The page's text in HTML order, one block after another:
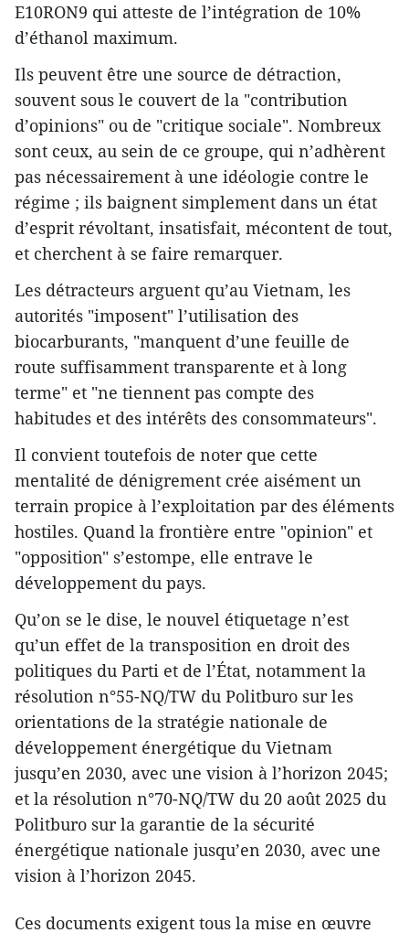
E10RON9 qui atteste de l’intégration de 10%
d’éthanol maximum.
Ils peuvent être une source de détraction,
souvent sous le couvert de la "contribution
d’opinions" ou de "critique sociale". Nombreux
sont ceux, au sein de ce groupe, qui n’adhèrent
pas nécessairement à une idéologie contre le
régime ; ils baignent simplement dans un état
d’esprit révoltant, insatisfait, mécontent de tout,
et cherchent à se faire remarquer.
Les détracteurs arguent qu’au Vietnam, les
autorités "imposent" l’utilisation des
biocarburants, "manquent d’une feuille de
route suffisamment transparente et à long
terme" et "ne tiennent pas compte des
habitudes et des intérêts des consommateurs".
Il convient toutefois de noter que cette
mentalité de dénigrement crée aisément un
terrain propice à l’exploitation par des éléments
hostiles. Quand la frontière entre "opinion" et
"opposition" s’estompe, elle entrave le
développement du pays.
Qu’on se le dise, le nouvel étiquetage n’est
qu’un effet de la transposition en droit des
politiques du Parti et de l’État, notamment la
résolution n°55-NQ/TW du Politburo sur les
orientations de la stratégie nationale de
développement énergétique du Vietnam
jusqu’en 2030, avec une vision à l’horizon 2045;
et la résolution n°70-NQ/TW du 20 août 2025 du
Politburo sur la garantie de la sécurité
énergétique nationale jusqu’en 2030, avec une
vision à l’horizon 2045.
Ces documents exigent tous la mise en œuvre